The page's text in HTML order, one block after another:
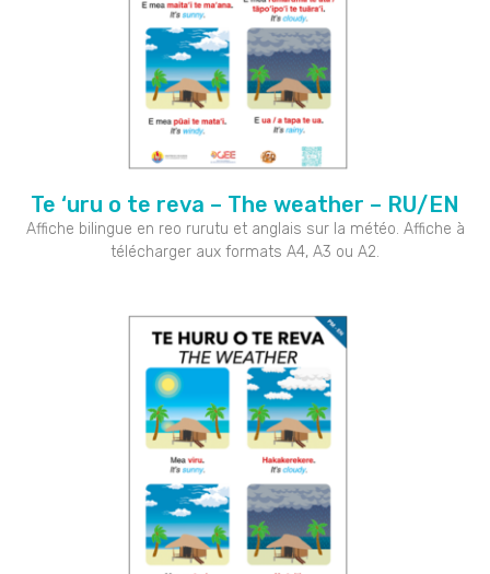
Te ‘uru o te reva – The weather – RU/EN
Affiche bilingue en reo rurutu et anglais sur la météo. Affiche à
télécharger aux formats A4, A3 ou A2.